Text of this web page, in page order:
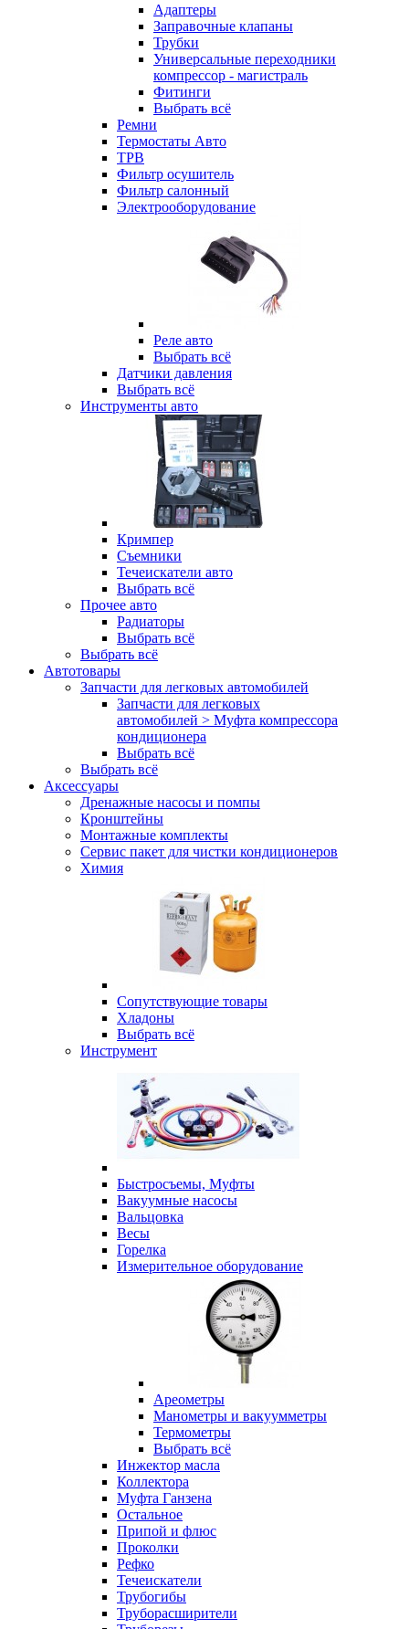
Адаптеры
Заправочные клапаны
Трубки
Универсальные переходники
компрессор - магистраль
Фитинги
Выбрать всё
Ремни
Термостаты Авто
ТРВ
Фильтр осушитель
Фильтр салонный
Электрооборудование
Реле авто
Выбрать всё
Датчики давления
Выбрать всё
Инструменты авто
Кримпер
Съемники
Течеискатели авто
Выбрать всё
Прочее авто
Радиаторы
Выбрать всё
Выбрать всё
Автотовары
Запчасти для легковых автомобилей
Запчасти для легковых
автомобилей > Муфта компрессора
кондиционера
Выбрать всё
Выбрать всё
Аксессуары
Дренажные насосы и помпы
Кронштейны
Монтажные комплекты
Сервис пакет для чистки кондиционеров
Химия
Сопутствующие товары
Хладоны
Выбрать всё
Инструмент
Быстросъемы, Муфты
Вакуумные насосы
Вальцовка
Весы
Горелка
Измерительное оборудование
Ареометры
Манометры и вакуумметры
Термометры
Выбрать всё
Инжектор масла
Коллектора
Муфта Ганзена
Остальное
Припой и флюс
Проколки
Рефко
Течеискатели
Трубогибы
Труборасширители